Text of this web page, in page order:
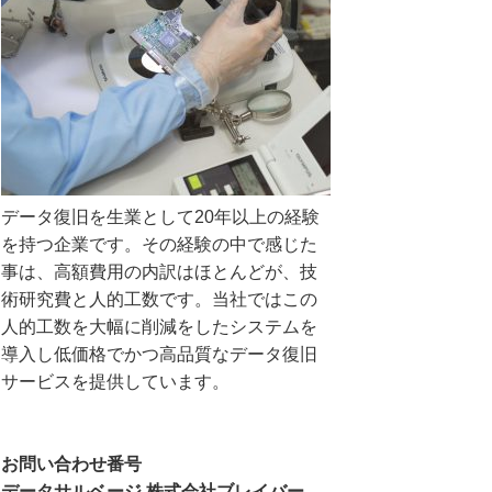
データ復旧を生業として20年以上の経験
を持つ企業です。その経験の中で感じた
事は、高額費用の内訳はほとんどが、技
術研究費と人的工数です。当社ではこの
人的工数を大幅に削減をしたシステムを
導入し低価格でかつ高品質なデータ復旧
サービスを提供しています。
お問い合わせ番号